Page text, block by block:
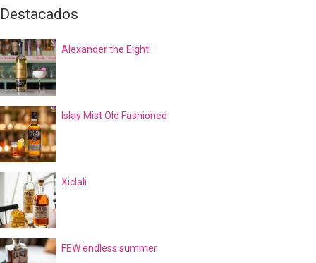
Destacados
Alexander the Eight
Islay Mist Old Fashioned
Xiclali
FEW endless summer